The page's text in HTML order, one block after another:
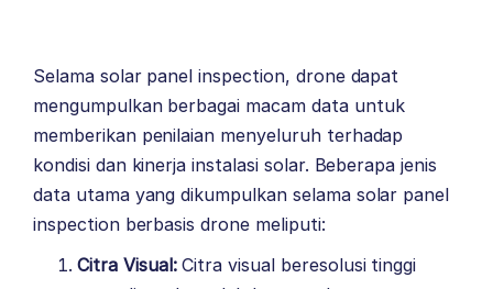
Selama solar panel inspection, drone dapat
mengumpulkan berbagai macam data untuk
memberikan penilaian menyeluruh terhadap
kondisi dan kinerja instalasi solar. Beberapa jenis
data utama yang dikumpulkan selama solar panel
inspection berbasis drone meliputi:
Citra Visual:Citra visual beresolusi tinggi